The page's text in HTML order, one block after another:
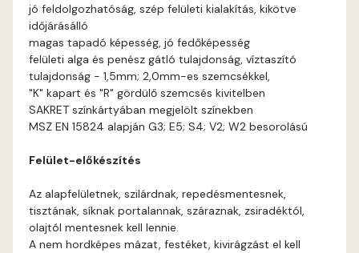
Ash B
Ash C
jó feldolgozhatóság, szép felületi kialakítás, kikötve
időjárásálló
magas tapadó képesség, jó fedőképesség
felületi alga és penész gátló tulajdonság, víztaszító
tulajdonság - 1,5mm; 2,0mm-es szemcsékkel,
"K" kapart és "R" gördülő szemcsés kivitelben
SAKRET színkártyában megjelölt színekben
MSZ EN 15824 alapján G3; E5; S4; V2; W2 besorolású
Felület-előkészítés
Az alapfelületnek, szilárdnak, repedésmentesnek,
tisztának, síknak portalannak, száraznak, zsiradéktól,
olajtól mentesnek kell lennie.
A nem hordképes mázat, festéket, kivirágzást el kell